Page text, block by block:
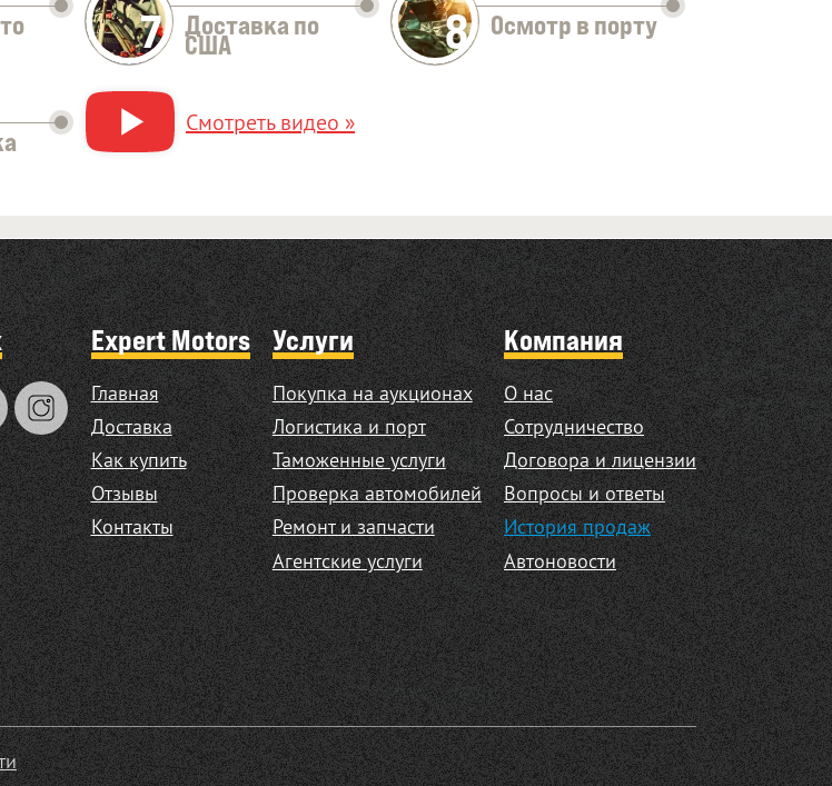
7 Доставка по
США 8 Осмотр в порту
Смотреть видео »
Expert Motors
Главная
Доставка
Как купить
Отзывы
Контакты
Услуги
Покупка на аукционах
Логистика и порт
Таможенные услуги
Проверка автомобилей
Ремонт и запчасти
Агентские услуги
Компания
О нас
Сотрудничество
Договора и лицензии
Вопросы и ответы
История продаж
Автоновости